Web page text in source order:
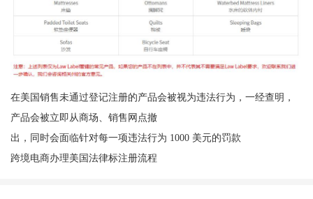
在美国销售未通过登记注册的产品会被视为违法行为，一经查明，
产品会被立即从商场、销售网点撤
出，同时会面临针对每一项违法行为 1000 美元的罚款
跨境电商办理美国法律标注册流程